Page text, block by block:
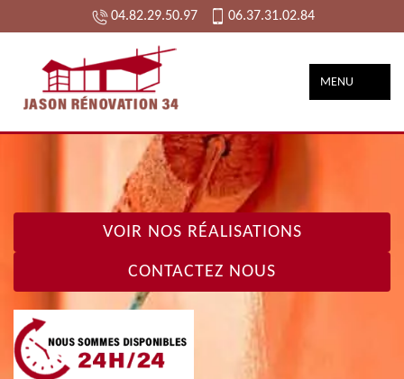
04.82.29.50.97 06.37.31.02.84
MENU
VOIR NOS RÉALISATIONS
CONTACTEZ NOUS